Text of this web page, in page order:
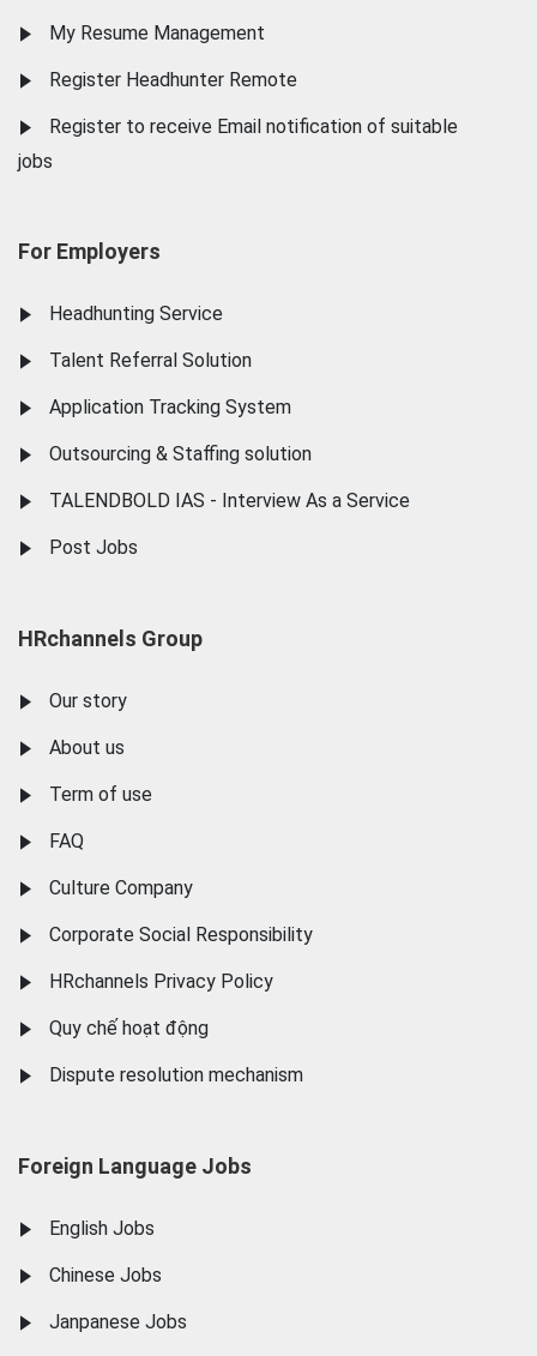
My Resume Management
Register Headhunter Remote
Register to receive Email notification of suitable
jobs
For Employers
Headhunting Service
Talent Referral Solution
Application Tracking System
Outsourcing & Staffing solution
TALENDBOLD IAS - Interview As a Service
Post Jobs
HRchannels Group
Our story
About us
Term of use
FAQ
Culture Company
Corporate Social Responsibility
HRchannels Privacy Policy
Quy chế hoạt động
Dispute resolution mechanism
Foreign Language Jobs
English Jobs
Chinese Jobs
Janpanese Jobs